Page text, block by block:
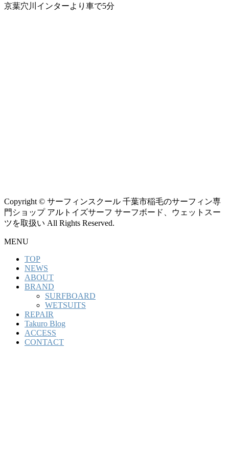
京葉穴川インターより車で5分
Copyright © サーフィンスクール 千葉市稲毛のサーフィン専
門ショップ アルトイズサーフ サーフボード、ウェットスー
ツを取扱い All Rights Reserved.
MENU
TOP
NEWS
ABOUT
BRAND
SURFBOARD
WETSUITS
REPAIR
Takuro Blog
ACCESS
CONTACT